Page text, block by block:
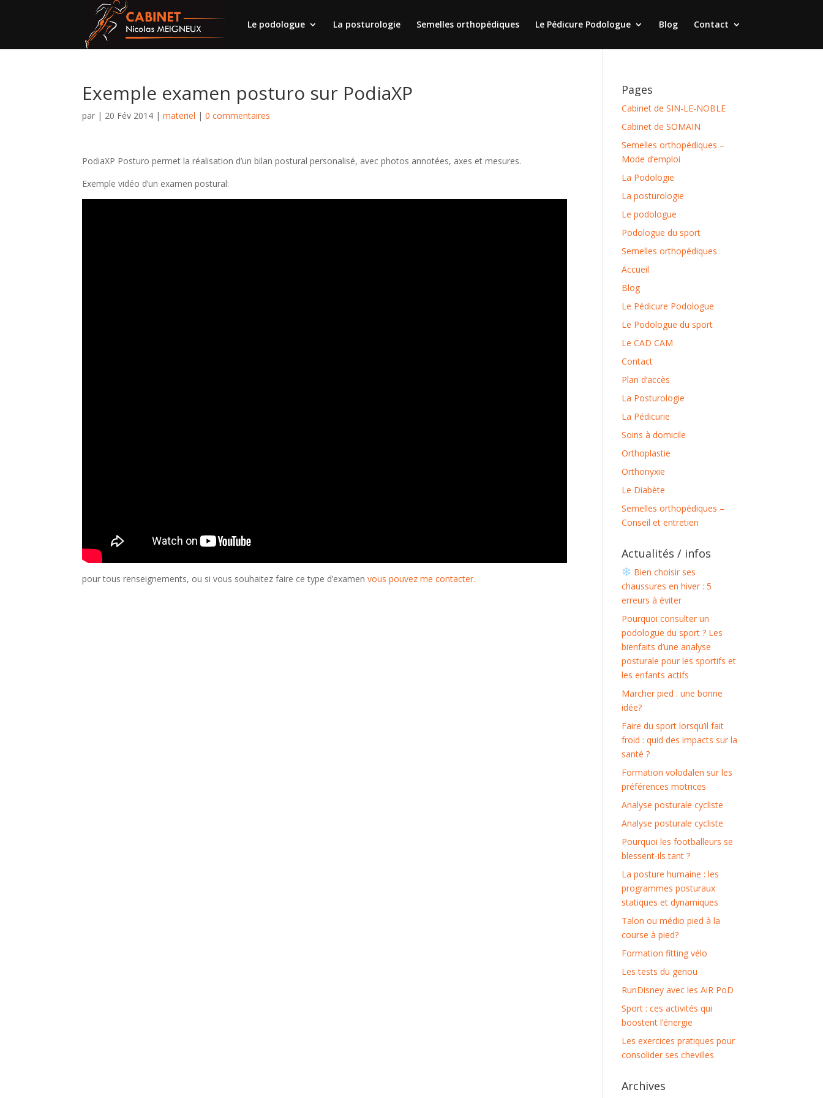
Le podologue La posturologie Semelles orthopédiques Le Pédicure Podologue Blog Contact
Exemple examen posturo sur PodiaXP
par | 20 Fév 2014 |materiel |0 commentaires
PodiaXP Posturo permet la réalisation d’un bilan postural personalisé, avec photos annotées, axes et mesures.
Exemple vidéo d’un examen postural:
pour tous renseignements, ou si vous souhaitez faire ce type d’examenvous pouvez me contacter.
Pages
Cabinet de SIN-LE-NOBLE
Cabinet de SOMAIN
Semelles orthopédiques –
Mode d’emploi
La Podologie
La posturologie
Le podologue
Podologue du sport
Semelles orthopédiques
Accueil
Blog
Le Pédicure Podologue
Le Podologue du sport
Le CAD CAM
Contact
Plan d’accès
La Posturologie
La Pédicurie
Soins à domicile
Orthoplastie
Orthonyxie
Le Diabète
Semelles orthopédiques –
Conseil et entretien
Actualités / infos
Bien choisir ses
chaussures en hiver : 5
erreurs à éviter
Pourquoi consulter un
podologue du sport ? Les
bienfaits d’une analyse
posturale pour les sportifs et
les enfants actifs
Marcher pied : une bonne
idée?
Faire du sport lorsqu’il fait
froid : quid des impacts sur la
santé ?
Formation volodalen sur les
préférences motrices
Analyse posturale cycliste
Analyse posturale cycliste
Pourquoi les footballeurs se
blessent-ils tant ?
La posture humaine : les
programmes posturaux
statiques et dynamiques
Talon ou médio pied à la
course à pied?
Formation fitting vélo
Les tests du genou
RunDisney avec les AiR PoD
Sport : ces activités qui
boostent l’énergie
Les exercices pratiques pour
consolider ses chevilles
Archives